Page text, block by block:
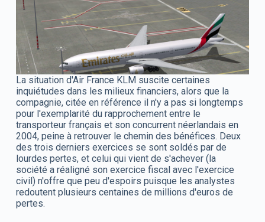
La situation d'Air France KLM suscite certaines
inquiétudes dans les milieux financiers, alors que la
compagnie, citée en référence il n'y a pas si longtemps
pour l'exemplarité du rapprochement entre le
transporteur français et son concurrent néerlandais en
2004, peine à retrouver le chemin des bénéfices. Deux
des trois derniers exercices se sont soldés par de
lourdes pertes, et celui qui vient de s'achever (la
société a réaligné son exercice fiscal avec l'exercice
civil) n'offre que peu d'espoirs puisque les analystes
redoutent plusieurs centaines de millions d'euros de
pertes.